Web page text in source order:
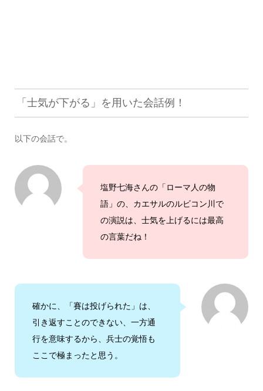
「士気が下がる」を用いた会話例！
以下の会話で。
塩野七海さんの「ローマ人の物
語」の、カエサルのルビコン川で
の演説は、士気を上げるには最高
の言葉だね！
確かに、「賽は投げられた」は、
引き返すことのできない、一方通
行を意味するから、兵士の覚悟も
ここで極まったと思う。